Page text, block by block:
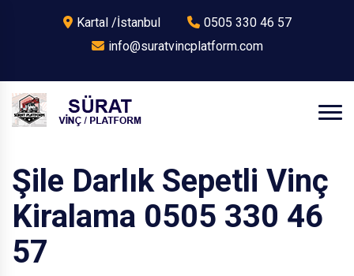
Kartal /İstanbul
0505 330 46 57
info@suratvincplatform.com
Şile Darlık Sepetli Vinç
Kiralama 0505 330 46
57